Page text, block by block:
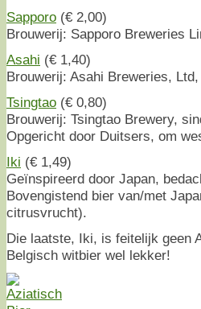
Sapporo (€ 2,00)
Brouwerij: Sapporo Breweries
Asahi (€ 1,40)
Brouwerij: Asahi Breweries,
Tsingtao (€ 0,80)
Brouwerij: Tsingtao Brewery,
Opgericht door Duitsers, om
Iki (€ 1,49)
Geïnspireerd door Japan,
Bovengistend bier van/met
citrusvrucht).
Die laatste, Iki, is feitelijk geen
Belgisch witbier wel lekker!